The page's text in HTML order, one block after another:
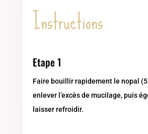
Instructions
Etape 1
Faire bouillir rapidement le nopal
enlever l’excès de mucilage, puis
laisser refroidir.